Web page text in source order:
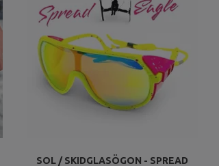
SOL / SKIDGLASÖGON - SPREAD